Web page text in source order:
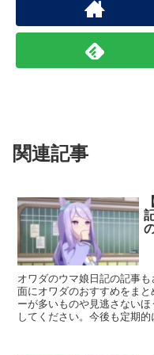
関連記事
オワダのウマ娘日記の記事
面にオワダのおすすめをま
ーが多いものや見逃さない
してください。今後も定期的